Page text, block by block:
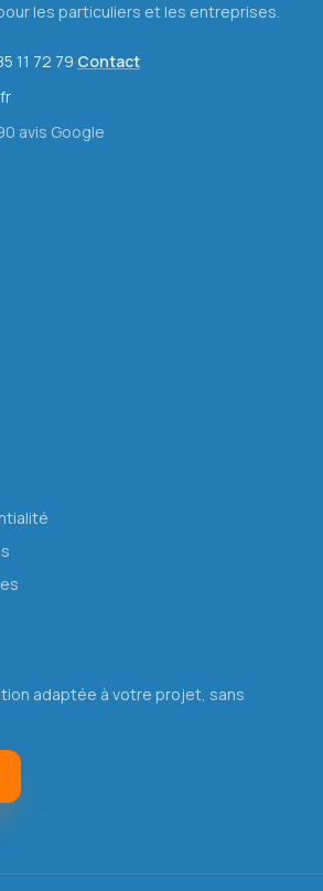
les particuliers et les entreprises.
11 72 79·Contact
avis Google
adaptée à votre projet, sans